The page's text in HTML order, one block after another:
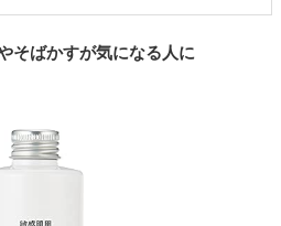
そばかすが気になる人に